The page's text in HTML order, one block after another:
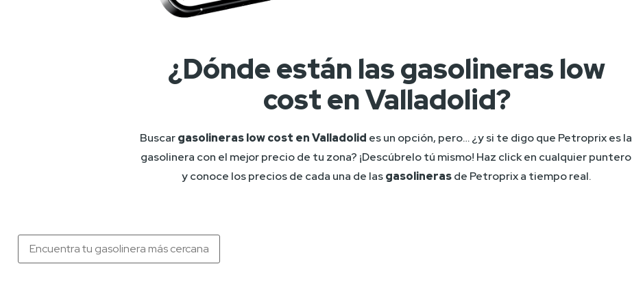
¿Dónde están las gasolineras low
cost en Valladolid?
Buscar gasolineras low cost en Valladolid es un opción, pero… ¿y si te digo que Petroprix es la
gasolinera con el mejor precio de tu zona? ¡Descúbrelo tú mismo! Haz click en cualquier puntero
y conoce los precios de cada una de las gasolineras de Petroprix a tiempo real.